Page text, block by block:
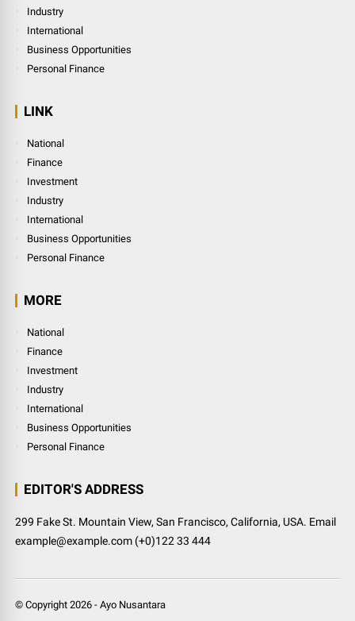
Industry
International
Business Opportunities
Personal Finance
LINK
National
Finance
Investment
Industry
International
Business Opportunities
Personal Finance
MORE
National
Finance
Investment
Industry
International
Business Opportunities
Personal Finance
EDITOR'S ADDRESS
299 Fake St. Mountain View, San Francisco, California, USA. Email
example@example.com (+0)122 33 444
© Copyright2026 -Ayo Nusantara